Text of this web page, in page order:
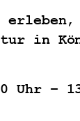
,
in
Uhr –